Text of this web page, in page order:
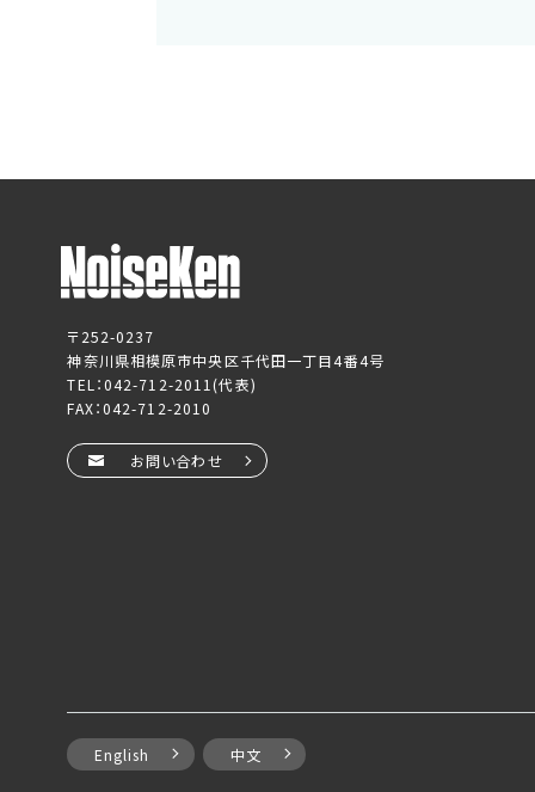
〒252-0237
神奈川県相模原市中央区千代田一丁目4番4号
TEL：042-712-2011(代表)
FAX：042-712-2010
お問い合わせ
English 中文